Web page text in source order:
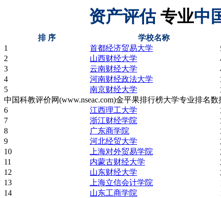
资产评估专业中
排 序
学校名称
1
首都经济贸易大学
2
山西财经大学
3
云南财经大学
4
河南财经政法大学
5
南京财经大学
中国科教评价网(www.nseac.com)金平果排行榜大学专业排名
6
江西理工大学
7
浙江财经学院
8
广东商学院
9
河北经贸大学
10
上海对外贸易学院
11
内蒙古财经大学
12
山东财经大学
13
上海立信会计学院
14
山东工商学院